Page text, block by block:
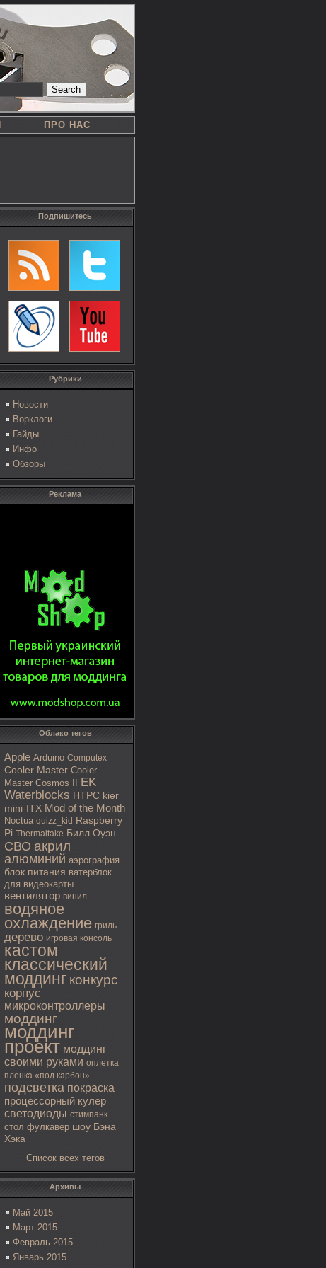
Search
ПРО НАС
Подпишитесь
Рубрики
Новости
Ворклоги
Гайды
Инфо
Обзоры
Реклама
Облако тегов
Apple Arduino Computex
Cooler Master Cooler
Master Cosmos II
EK
Waterblocks HTPC kier
mini-ITX Mod of the Month
Noctua quizz_kid Raspberry
Pi Thermaltake Билл Оуэн
СВО акрил
алюминий аэрография
блок питания ватерблок
для видеокарты
вентилятор винил
водяное
охлаждение гриль
дерево игровая консоль
кастом
классический
моддинг конкурс
корпус
микроконтроллеры
моддинг
моддинг
проект моддинг
своими руками оплетка
пленка «под карбон»
подсветка покраска
процессорный кулер
светодиоды стимпанк
стол фулкавер шоу Бэна
Хэка
Список всех тегов
Архивы
Май 2015
Март 2015
Февраль 2015
Январь 2015